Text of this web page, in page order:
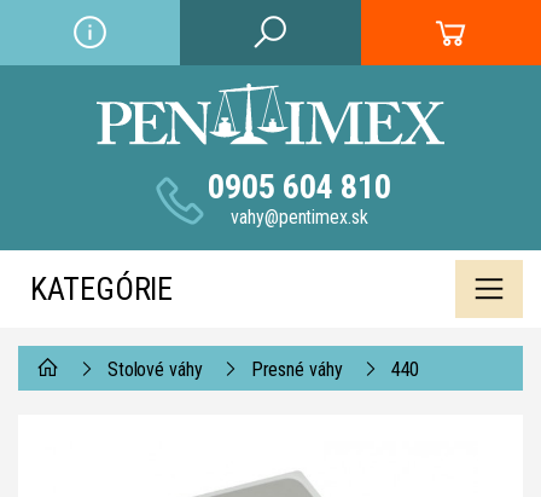
0905 604 810
vahy@pentimex.sk
KATEGÓRIE
Stolové váhy Presné váhy 440